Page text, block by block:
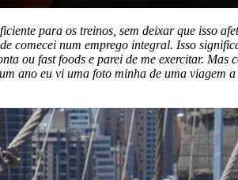
para os treinos, sem deixar que isso
comecei num emprego integral. Isso
ou fast foods e parei de me exercitar. Mas
ano eu vi uma foto minha de uma viagem